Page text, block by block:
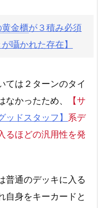
金櫃が３積み必須
囁かれた存在】
は２ターンのタイ
なかったため、
【サ
ッドスタッフ】 系デ
るほどの汎用性を発
普通のデッキに入る
自身をキーカードと